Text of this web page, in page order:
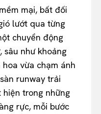
mại, bất đối
lướt qua từng
chuyển động
sâu như khoảng
vừa chạm ánh
runway trải
hiện trong những
rực, mỗi bước